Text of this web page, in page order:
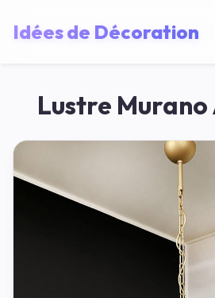
Idées de Décoration
Lustre